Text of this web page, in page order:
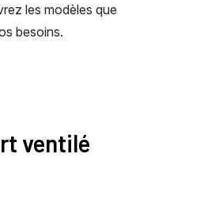
les modèles que
besoins.
ventilé